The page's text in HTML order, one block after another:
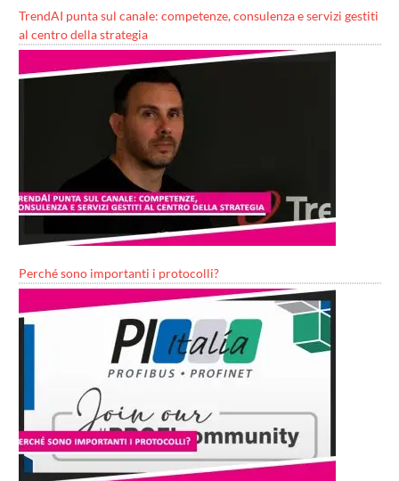
TrendAI punta sul canale: competenze, consulenza e servizi gestiti
al centro della strategia
Perché sono importanti i protocolli?